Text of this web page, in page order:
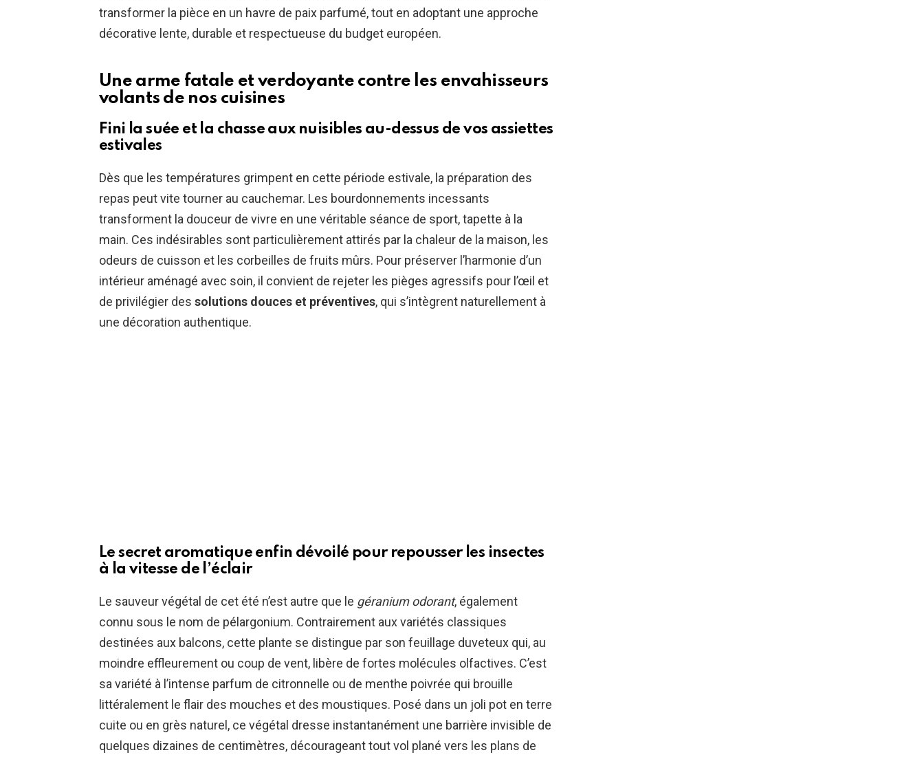
transformer la pièce en un havre de paix parfumé, tout en adoptant une approche
décorative lente, durable et respectueuse du budget européen.
Une arme fatale et verdoyante contre les envahisseurs
volants de nos cuisines
Fini la suée et la chasse aux nuisibles au-dessus de vos assiettes
estivales
Dès que les températures grimpent en cette période estivale, la préparation des
repas peut vite tourner au cauchemar. Les bourdonnements incessants
transforment la douceur de vivre en une véritable séance de sport, tapette à la
main. Ces indésirables sont particulièrement attirés par la chaleur de la maison, les
odeurs de cuisson et les corbeilles de fruits mûrs. Pour préserver l’harmonie d’un
intérieur aménagé avec soin, il convient de rejeter les pièges agressifs pour l’œil et
de privilégier des solutions douces et préventives, qui s’intègrent naturellement à
une décoration authentique.
Le secret aromatique enfin dévoilé pour repousser les insectes
à la vitesse de l’éclair
Le sauveur végétal de cet été n’est autre que le géranium odorant, également
connu sous le nom de pélargonium. Contrairement aux variétés classiques
destinées aux balcons, cette plante se distingue par son feuillage duveteux qui, au
moindre effleurement ou coup de vent, libère de fortes molécules olfactives. C’est
sa variété à l’intense parfum de citronnelle ou de menthe poivrée qui brouille
littéralement le flair des mouches et des moustiques. Posé dans un joli pot en terre
cuite ou en grès naturel, ce végétal dresse instantanément une barrière invisible de
quelques dizaines de centimètres, décourageant tout vol plané vers les plans de